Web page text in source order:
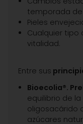
temporada de
Pieles
Cualquier tipo
vitalidad.
Entre sus
Bioecolia®.
equilibrio de
oligosacárido
azúcares